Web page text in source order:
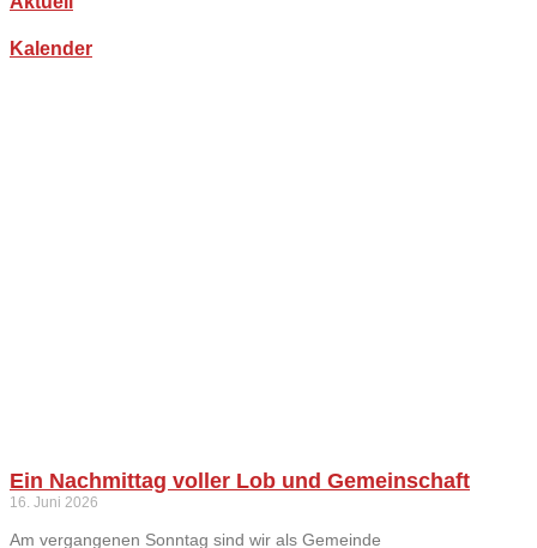
Kalender
Ein Nachmittag voller Lob und Gemeinschaft
16. Juni 2026
Am vergangenen Sonntag sind wir als Gemeinde